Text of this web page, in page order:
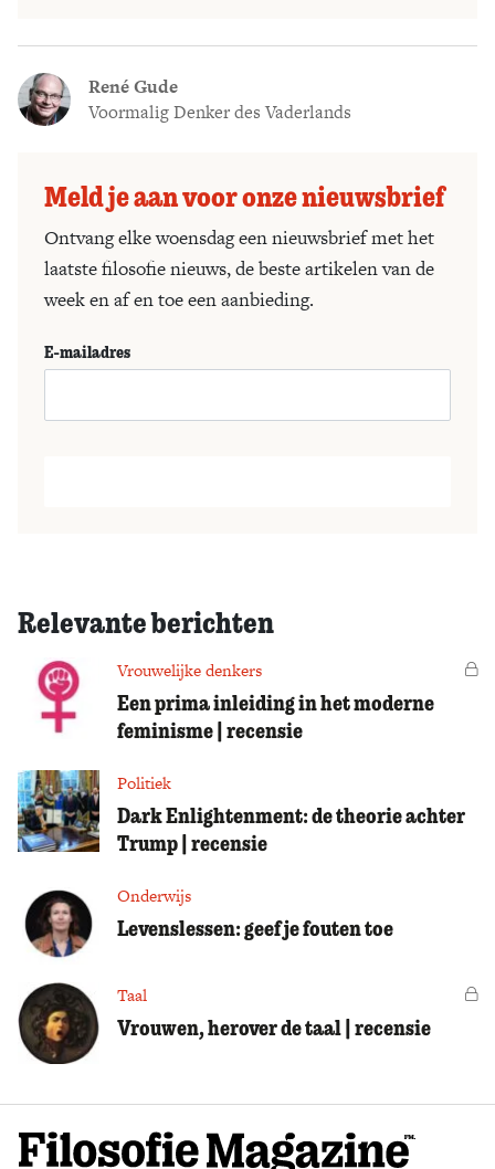
René Gude
Voormalig Denker des Vaderlands
Meld je aan voor onze nieuwsbrief
Ontvang elke woensdag een nieuwsbrief met het
laatste filosofie nieuws, de beste artikelen van de
week en af en toe een aanbieding.
E-mailadres
Relevante berichten
Vrouwelijke denkers
Een prima inleiding in het moderne
feminisme | recensie
Politiek
Dark Enlightenment: de theorie achter
Trump | recensie
Onderwijs
Levenslessen: geef je fouten toe
Taal
Vrouwen, herover de taal | recensie